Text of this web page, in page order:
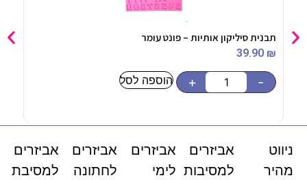
תבנית סיליקון אותיות – פונט עומר
39.90 ₪
-
+ הוספה לסל
ניווט
מהיר
אביזרים
למסיבות
אביזרים
לימי
אביזרים
לחתונה
אביזרים
למסיבת